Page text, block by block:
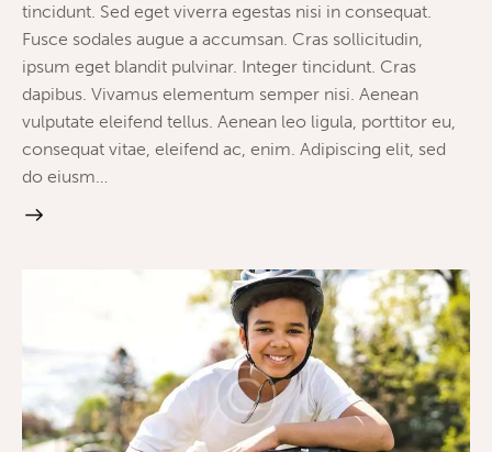
tincidunt. Sed eget viverra egestas nisi in consequat.
Fusce sodales augue a accumsan. Cras sollicitudin,
ipsum eget blandit pulvinar. Integer tincidunt. Cras
dapibus. Vivamus elementum semper nisi. Aenean
vulputate eleifend tellus. Aenean leo ligula, porttitor eu,
consequat vitae, eleifend ac, enim. Adipiscing elit, sed
do eiusm…